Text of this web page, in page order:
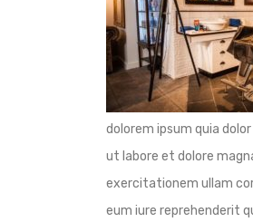
dolorem ipsum quia
ut labore et dolore
exercitationem ullam
eum iure reprehenderit